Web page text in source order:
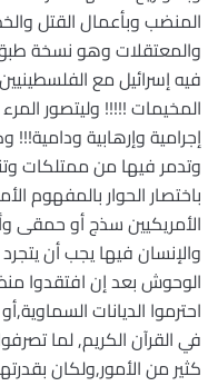
المنضب وبأعمال القتل
والمعتقلات وهو نسخة
فيه إسرائيل مع
المخيمات !!!!! وليتصور
إجرامية وإرهابية ودامية!!!
وتدمر فيها من ممتلكات
باختصار الحوار بالمفهوم
الأمريكيين سذج أو حمقى
والإنسان فيها يجب أن
الوحوش بعد إن افتقدوا
احترموا الديانات
في القرآن الكريم, لما
كثير من الأمور,ولكان